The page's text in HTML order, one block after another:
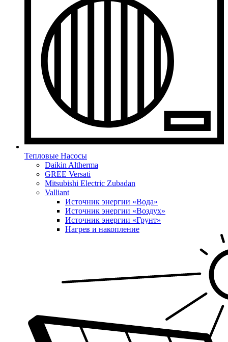
Тепловые Насосы
Daikin Altherma
GREE Versati
Mitsubishi Electric Zubadan
Valliant
Источник энергии «Вода»
Источник энергии «Воздух»
Источник энергии «Грунт»
Нагрев и накопление